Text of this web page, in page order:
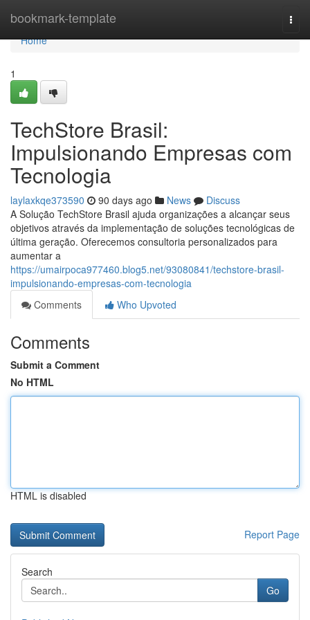
bookmark-template
Home
Home
1
TechStore Brasil:
Impulsionando Empresas com
Tecnologia
laylaxkqe373590 90 days ago News
Discuss
A Solução TechStore Brasil ajuda organizações a alcançar seus
objetivos através da implementação de soluções tecnológicas de
última geração. Oferecemos consultoria personalizados para
aumentar a
https://umairpoca977460.blog5.net/93080841/techstore-brasil-
impulsionando-empresas-com-tecnologia
Comments
Who Upvoted
Comments
Submit a Comment
No HTML
HTML is disabled
Report Page
Search
Go